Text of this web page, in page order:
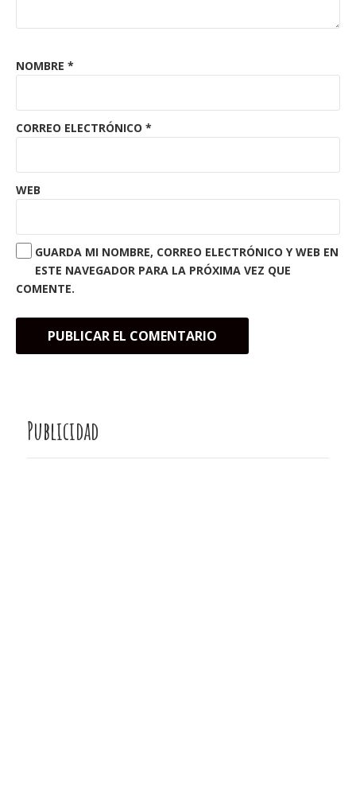
NOMBRE *
CORREO ELECTRÓNICO *
WEB
GUARDA MI NOMBRE, CORREO ELECTRÓNICO Y WEB EN
ESTE NAVEGADOR PARA LA PRÓXIMA VEZ QUE
COMENTE.
Publicidad